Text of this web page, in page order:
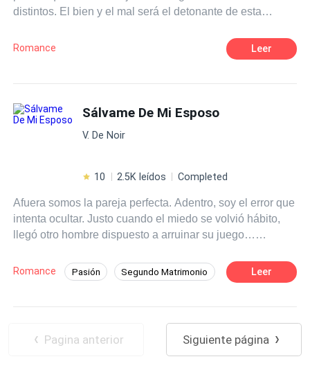
es todo lo opuesto, a pesar de las cosas que le suceden.
a su heredero… hasta que una verdad sale a la luz y
ahora querrá poseerla por razones muy diferentes.
distintos. El bien y el mal será el detonante de esta
lucharán para poder pertenecer al corazón del único
pasión hechizada.
Romance Leer
Sálvame De Mi Esposo
V. De Noir
10 2.5K leídos Completed
Afuera somos la pareja perfecta. Adentro, soy el error que
intenta ocultar. Justo cuando el miedo se volvió hábito,
llegó otro hombre dispuesto a arruinar su juego…
Romance Pasión Segundo Matrimonio
Amor Prohibido Embarazo
Leer
Pagina anterior Siguiente página